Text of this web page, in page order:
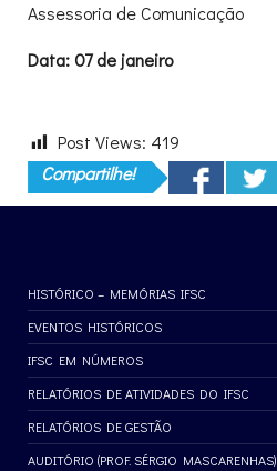
Assessoria de Comunicação
Data: 07 de janeiro
Post Views: 419
Compartilhe!
HISTÓRICO – MEMÓRIAS IFSC
EVENTOS HISTÓRICOS
IFSC EM NÚMEROS
RELATÓRIOS DE ATIVIDADES DO IFSC
RELATÓRIOS DE GESTÃO
AUDITÓRIO (PROF. SÉRGIO MASCARENHAS)